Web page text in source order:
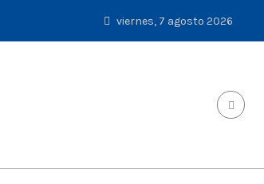
viernes, 7 agosto 2026